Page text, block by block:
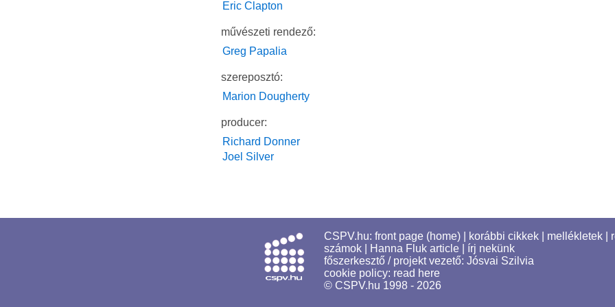
Eric Clapton
művészeti rendező:
Greg Papalia
szereposztó:
Marion Dougherty
producer:
Richard Donner
Joel Silver
CSPV.hu: front page (home) korábbi cikkek mellékletek
számok
Hanna Fluk article
írj nekünk
főszerkesztő / projekt vezető: Jósvai Szilvia
cookie policy: read here
© CSPV.hu 1998 - 2026